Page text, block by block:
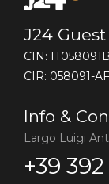
J24 Guest
CIN:
CIR: 058091-
Info &
Largo Luigi
+39